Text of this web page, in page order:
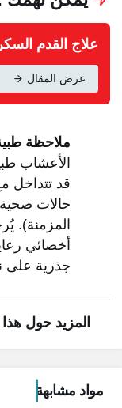
علاج القدم
عرض المقال
ملاحظة
الأعشاب
قد تتداخل
حالات
المزمنة).
أخصائي
جذرية
المزيد حول هذا
مواد مشابهة
محتويات المقال
نظرة سريعة: